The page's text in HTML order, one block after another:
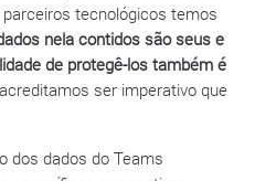
tecnológicos temos
nela contidos são seus e
de protegê-los também é
ser imperativo que
dos dados do Teams